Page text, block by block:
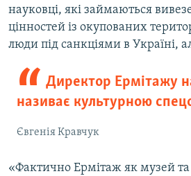
науковці, які займаються
цінностей із окупованих
люди під санкціями в Україні,
Директор Ермітажу
називає культурною
Євгенія Кравчук
«Фактично Ермітаж як музей